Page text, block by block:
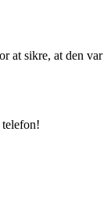
at sikre, at den var
telefon!